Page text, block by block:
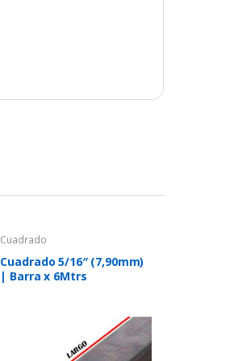
Cuadrado
Cuadrado 5/16″ (7,90mm)
| Barra x 6Mtrs